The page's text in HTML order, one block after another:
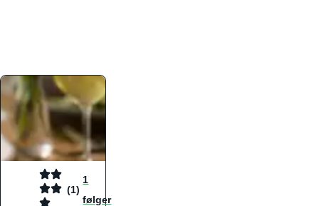
(1)
1
følger